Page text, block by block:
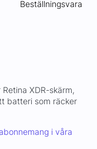
Beställningsvara
XDR-skärm,
batteri som räcker
i våra